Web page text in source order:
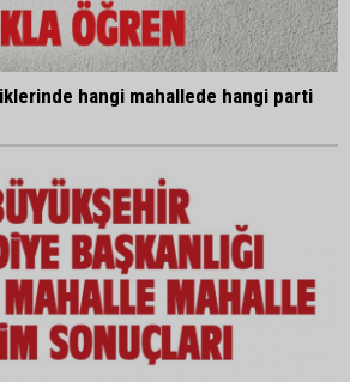
hangi mahallede hangi parti